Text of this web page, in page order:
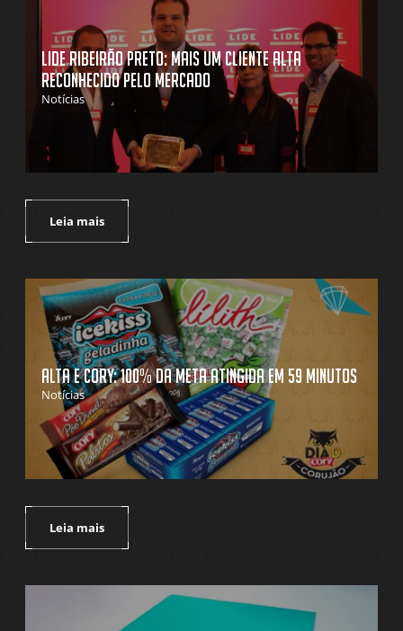
LIDE Ribeirão Preto: mais um cliente Alta
reconhecido pelo mercado
Notícias
Leia mais
Alta e Cory: 100% da meta atingida em 59 minutos
Notícias
Leia mais